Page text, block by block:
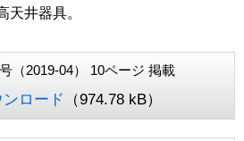
天井器具。
（2019-04） 10ページ 掲載
ロード （974.78 kB）